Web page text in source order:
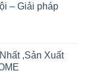
– Giải pháp
,Sản Xuất